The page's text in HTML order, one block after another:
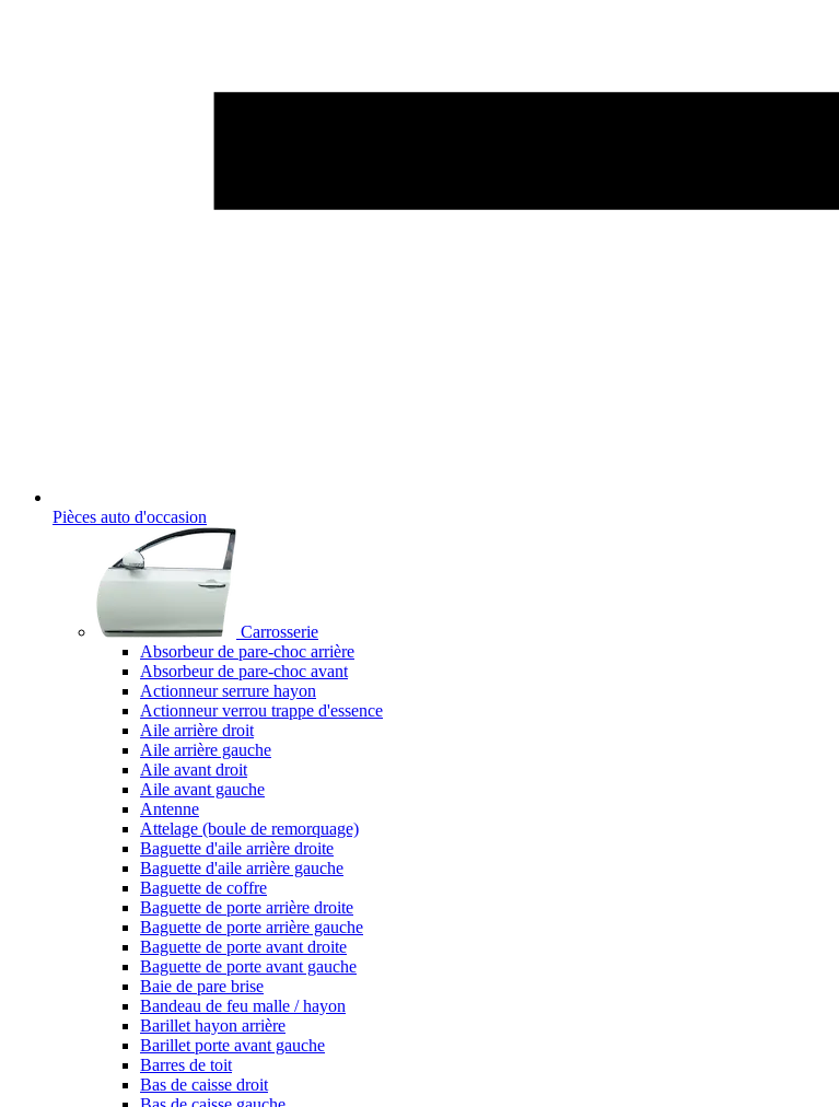
Pièces auto d'occasion
Carrosserie
Absorbeur de pare-choc arrière
Absorbeur de pare-choc avant
Actionneur serrure hayon
Actionneur verrou trappe d'essence
Aile arrière droit
Aile arrière gauche
Aile avant droit
Aile avant gauche
Antenne
Attelage (boule de remorquage)
Baguette d'aile arrière droite
Baguette d'aile arrière gauche
Baguette de coffre
Baguette de porte arrière droite
Baguette de porte arrière gauche
Baguette de porte avant droite
Baguette de porte avant gauche
Baie de pare brise
Bandeau de feu malle / hayon
Barillet hayon arrière
Barillet porte avant gauche
Barres de toit
Bas de caisse droit